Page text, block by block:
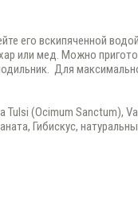
его вскипяченной
или мед. Можно
Для
Tulsi (Ocimum Sanctum),
Гибискус,